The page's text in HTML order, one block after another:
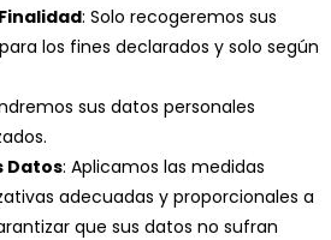
: Solo recogeremos sus
los fines declarados y solo según
sus datos personales
Datos: Aplicamos las medidas
adecuadas y proporcionales a
que sus datos no sufran